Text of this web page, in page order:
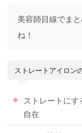
美容師目線でま
ね！
ストレートアイロン
ストレートに
自在